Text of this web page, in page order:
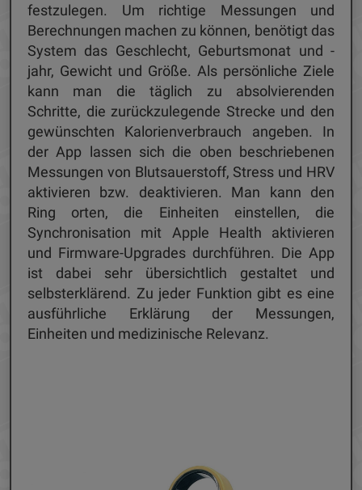
festzulegen. Um richtige Messungen und
Berechnungen machen zu können, benötigt das
System das Geschlecht, Geburtsmonat und -
jahr, Gewicht und Größe. Als persönliche Ziele
kann man die täglich zu absolvierenden
Schritte, die zurückzulegende Strecke und den
gewünschten Kalorienverbrauch angeben. In
der App lassen sich die oben beschriebenen
Messungen von Blutsauerstoff, Stress und HRV
aktivieren bzw. deaktivieren. Man kann den
Ring orten, die Einheiten einstellen, die
Synchronisation mit Apple Health aktivieren
und Firmware-Upgrades durchführen. Die App
ist dabei sehr übersichtlich gestaltet und
selbsterklärend. Zu jeder Funktion gibt es eine
ausführliche Erklärung der Messungen,
Einheiten und medizinische Relevanz.